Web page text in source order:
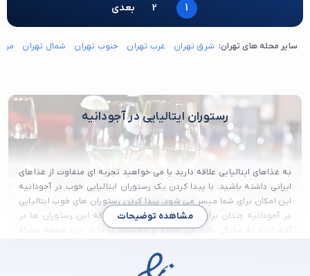
1
2 بعدی
سایر محله های تهران: شرق تهران غرب تهران جنوب تهران شمال تهران
رستوران ایتالیایی در آجودانیه
به غذاهای ایتالیایی علاقه دارید یا می خواهید تجربه ای متفاوت از غذاهای
ایرانی داشته باشید. با پیدا کردن یک رستوران ایتالیایی خوب در آجودانیه
این امکان برای شما میسر می شود. پیدا کردن رستوران های خوب ایتالیایی
در آجودانیه چندان برای شما دشوار نمی باشد چرا که این رستوران ها در
آجودانیه به سادگی یافت می شوند و کافیست با ما در این صفحه همراه
مشاهده توضیحات